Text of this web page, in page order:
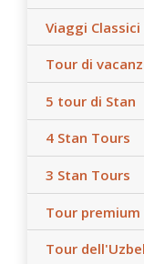
Viaggi
Tour di
5 tour di Stan
4 Stan Tours
3 Stan Tours
Tour
Tour